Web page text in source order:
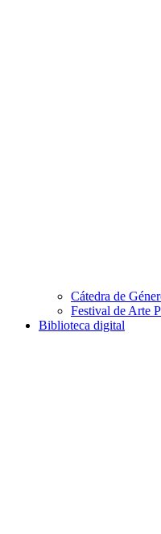
Cátedra de
Festival de Arte
Biblioteca digital